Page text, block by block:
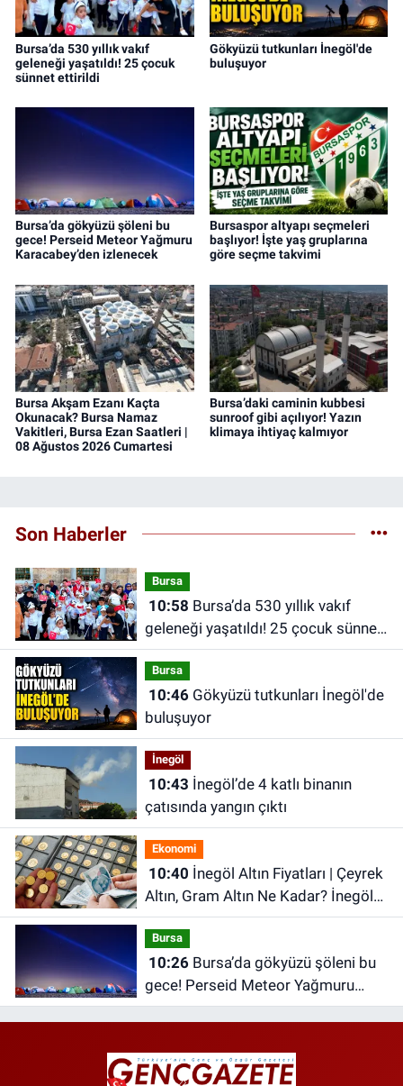
Bursa’da 530 yıllık vakıf
geleneği yaşatıldı! 25 çocuk
sünnet ettirildi
Gökyüzü tutkunları İnegöl'de
buluşuyor
Bursa’da gökyüzü şöleni bu
gece! Perseid Meteor Yağmuru
Karacabey’den izlenecek
Bursaspor altyapı seçmeleri
başlıyor! İşte yaş gruplarına
göre seçme takvimi
Bursa Akşam Ezanı Kaçta
Okunacak? Bursa Namaz
Vakitleri, Bursa Ezan Saatleri |
08 Ağustos 2026 Cumartesi
Bursa’daki caminin kubbesi
sunroof gibi açılıyor! Yazın
klimaya ihtiyaç kalmıyor
Son Haberler
Bursa
10:58
geleneği yaşatıldı! 25 çocuk sünnet
ettirildi
Bursa
10:46Gökyüzü tutkunları İnegöl'de
buluşuyor
İnegöl
10:43
çatısında yangın çıktı
Ekonomi
10:40
Altın, Gram Altın Ne Kadar? İnegöl
Kapalı Çarşı'da Altın Ne Kadar?
Bursa
10:26Bursa’da gökyüzü şöleni bu
gece! Perseid Meteor Yağmuru
Karacabey’den izlenecek